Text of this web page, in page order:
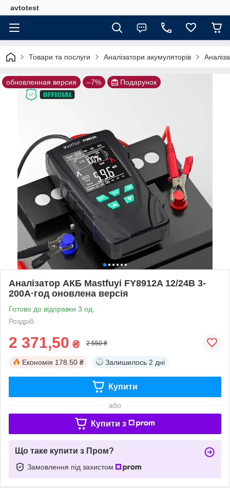
avtotest
Товари та послуги Аналізатори акумуляторів
обновленная версия –7% Подарунок
Аналізатор АКБ Mastfuyi FY8912A 12/24В 3-
200А·год оновлена версія
Готово до відправки 3 од.
Роздріб
2 371,50 ₴ 2 550 ₴
Економія 178.50 ₴ Залишилось 2 дні
Купити
або
Купити з
Що таке купити з Пром?
Замовлення під захистом